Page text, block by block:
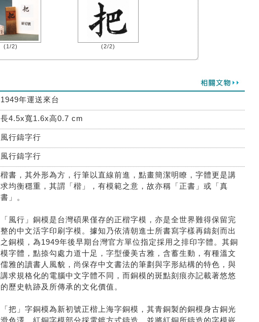
(1/2) (2/2)
1949年運送來台
長4.5x寬1.6x高0.7 cm
風行鑄字行
風行鑄字行
楷書，其外形為方，行筆以直線前進，點畫簡潔明瞭，字體更是講
求均衡穩重，其謂「楷」，有模範之意，故亦稱「正書」或「真
書」。
「風行」銅模是台灣碩果僅存的正楷字模，亦是全世界難得保留完
整的中文活字印刷字模。據知乃依清朝進士所書寫字樣再鑄刻而出
之銅模，為1949年後早期台灣官方單位指定採用之排印字體。其銅
模字體，點捺勾處力道十足，字型優美古雅，含蓄生動，有種溫文
儒雅的讀書人風貌，尚保存中文書法的筆劃與字形結構的特色，與
講求規格化的電腦中文字體不同，而銅模的斑點刻痕亦記載著悠悠
的歷史軌跡及所傳承的文化價值。
「把」字銅模為新初號正楷上海字銅模，其青銅製的銅模身古銅光
滑色澤，紅銅字模部分採電鍍方式鑄造，並將紅銅所鑄造的字模嵌